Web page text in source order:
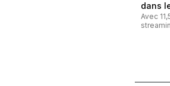
dans
Avec